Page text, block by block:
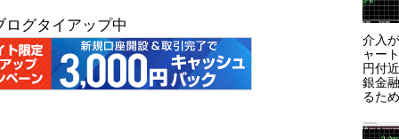
ログタイアップ中
介入
ャー
円付
銀金
るた